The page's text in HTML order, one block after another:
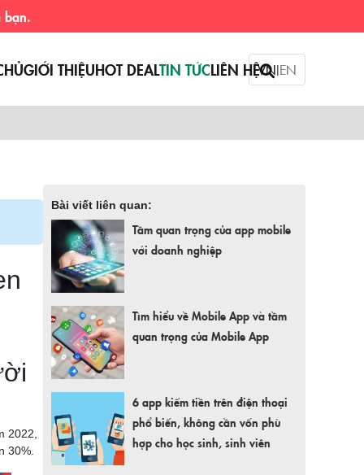
GIỚI THIỆUHOT DEALTIN TỨCLIÊN HỆVN|EN
2022,
30%.
Bài viết liên quan:
Tầm quan trọng của app mobile
với doanh nghiệp
Tìm hiểu về Mobile App và tầm
quan trọng của Mobile App
6 app kiếm tiền trên điện thoại
phổ biến, không cần vốn phù
hợp cho học sinh, sinh viên